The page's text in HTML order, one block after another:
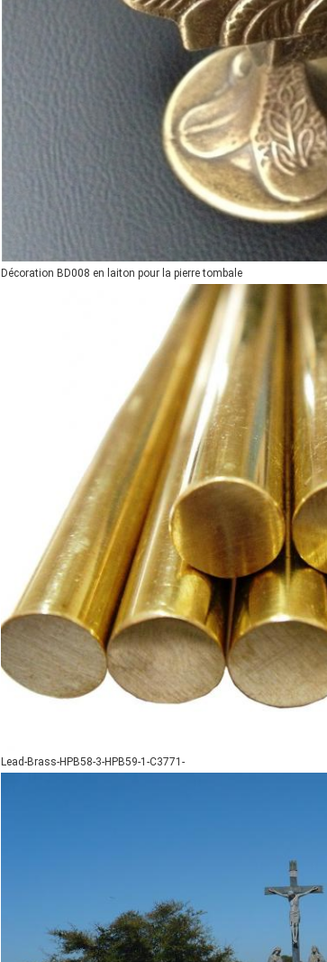
Décoration BD008 en laiton pour la pierre tombale
Lead-Brass-HPB58-3-HPB59-1-C3771-